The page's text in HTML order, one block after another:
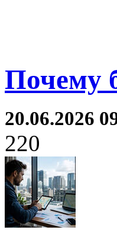
Почему
20.06.2026
220